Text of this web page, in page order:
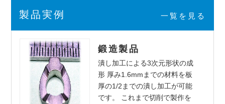
製品実例 一覧を見る
鍛造製品
潰し加工による3次元形状の成
形 厚み1.6mmまでの材料を板
厚の1/2までの潰し加工が可能
です。 これまで切削で製作を